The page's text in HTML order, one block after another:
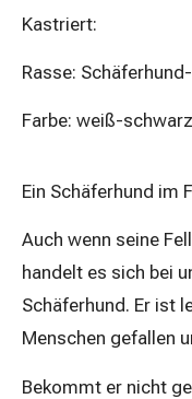
Kastriert:
Rasse:
Farbe: weiß-
Ein Schäferhund im
Auch wenn seine
handelt es sich bei
Schäferhund. Er ist
Menschen gefallen
Bekommt er nicht